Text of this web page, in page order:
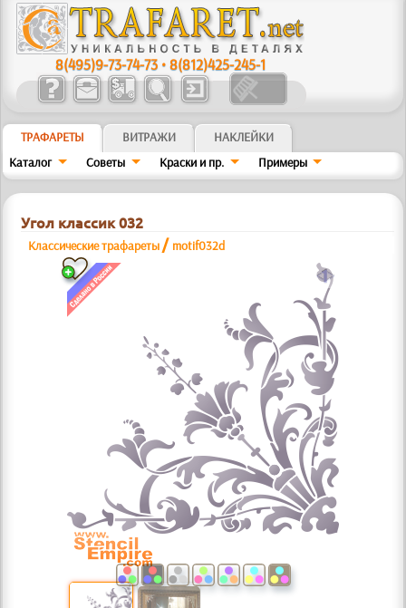
8(495)9-73-74-73 •8(812)425-245-1
ТРАФАРЕТЫ ВИТРАЖИ
НАКЛЕЙКИ
Каталог
Советы Краски и пр. Примеры
Угол классик 032
Классические трафареты / motif032d
a